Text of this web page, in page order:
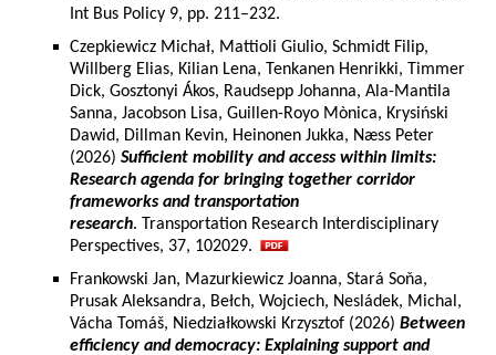
Int Bus Policy 9, pp. 211–232.
Czepkiewicz Michał, Mattioli Giulio, Schmidt Filip,
Willberg Elias, Kilian Lena, Tenkanen Henrikki, Timmer
Dick, Gosztonyi Ákos, Raudsepp Johanna, Ala-Mantila
Sanna, Jacobson Lisa, Guillen-Royo Mònica, Krysiński
Dawid, Dillman Kevin, Heinonen Jukka, Næss Peter
(2026) Sufficient mobility and access within limits:
Research agenda for bringing together corridor
frameworks and transportation
research. Transportation Research Interdisciplinary
Perspectives, 37, 102029.
Frankowski Jan, Mazurkiewicz Joanna, Stará Soňa,
Prusak Aleksandra, Bełch, Wojciech, Nesládek, Michal,
Vácha Tomáš, Niedziałkowski Krzysztof (2026) Between
efficiency and democracy: Explaining support and